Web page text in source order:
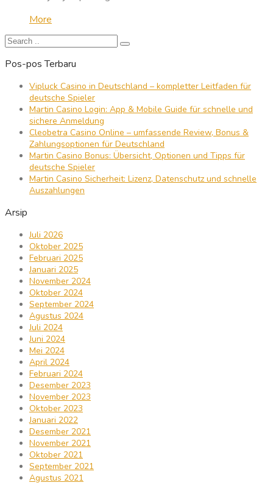
More
Pos-pos Terbaru
Vipluck Casino in Deutschland – kompletter Leitfaden für
deutsche Spieler
Martin Casino Login: App & Mobile Guide für schnelle und
sichere Anmeldung
Cleobetra Casino Online – umfassende Review, Bonus &
Zahlungsoptionen für Deutschland
Martin Casino Bonus: Übersicht, Optionen und Tipps für
deutsche Spieler
Martin Casino Sicherheit: Lizenz, Datenschutz und schnelle
Auszahlungen
Arsip
Juli 2026
Oktober 2025
Februari 2025
Januari 2025
November 2024
Oktober 2024
September 2024
Agustus 2024
Juli 2024
Juni 2024
Mei 2024
April 2024
Februari 2024
Desember 2023
November 2023
Oktober 2023
Januari 2022
Desember 2021
November 2021
Oktober 2021
September 2021
Agustus 2021